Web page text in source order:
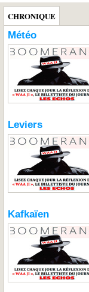
CHRONIQUE
Météo
Leviers
Kafkaïen